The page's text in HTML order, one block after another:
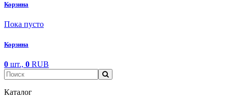
Корзина
Пока пусто
Корзина
0 шт., 0 RUB
Каталог